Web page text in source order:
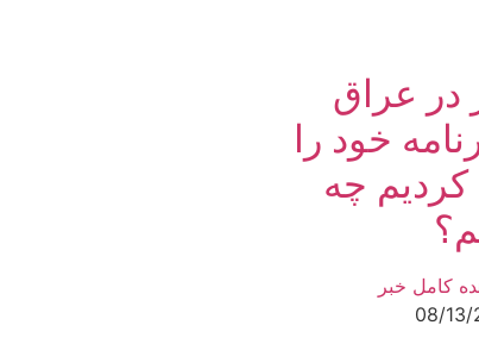
در عراق
خود را
چه
کامل خبر
08/13/